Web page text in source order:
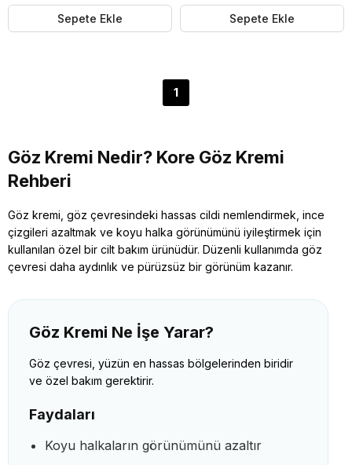
Sepete Ekle
Sepete Ekle
1
Göz Kremi Nedir? Kore Göz Kremi
Rehberi
Göz kremi, göz çevresindeki hassas cildi nemlendirmek, ince
çizgileri azaltmak ve koyu halka görünümünü iyileştirmek için
kullanılan özel bir cilt bakım ürünüdür. Düzenli kullanımda göz
çevresi daha aydınlık ve pürüzsüz bir görünüm kazanır.
Göz Kremi Ne İşe Yarar?
Göz çevresi, yüzün en hassas bölgelerinden biridir
ve özel bakım gerektirir.
Faydaları
Koyu halkaların görünümünü azaltır